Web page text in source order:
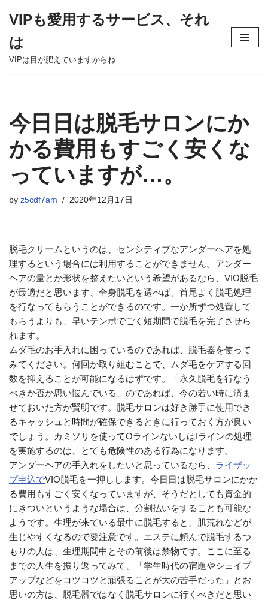
to
content
VIPも愛用するサービス、それ
は
VIPは目が肥えていますからね
今日日は脱毛サロンにか
かる費用もすごく安くな
っていますが…。
by z5cdf7am 2020年12月17日
脱毛クリームというのは、センシティブなアンダーヘアを処
理するという場合には利用することができません。アンダー
ヘアの量とか形状を整えたいという希望があるなら、VIO脱毛
が最適だと思います、全身脱毛を選べば、首尾よく脱毛処理
を行なってもらうことができるのです。一か所ずつ処置して
もらうよりも、早いテンポでごく短期間で脱毛を完了させら
れます。
ムダ毛のお手入れに困っているのであれば、脱毛器を使って
みてください。何回か取り組むことで、ムダ毛をケアする回
数を抑えることが可能になるはずです。「永久脱毛を行なう
べきか否か思い悩んでいる」のであれば、今の若い時に済ま
せておいた方が賢明です。脱毛サロンは好き勝手に使用でき
るキャッシュと時間が確保できるときに行っておく方が良い
でしょう。カミソリを使ってOラインないしはIラインの処理
を実施するのは、とても危険性のある行為になります。
アンダーヘアの手入れをしたいと思っているなら、 ライザッ
プ申込でVIO脱毛を一押しします。今日日は脱毛サロンにかか
る費用もすごく安くなっていますが、そうだとしても資金的
にきついというような場合は、分割払いをすることも可能な
ようです。生理が来ている最中に脱毛すると、肌荒れなどが
生じやすくなるので要注意です。エステに頼んで脱毛するつ
もりの人は、生理期間中とその前後は禁物です。ここに至る
までの人生を振り返ってみて、「学生時代の宿題やシェイプ
アップなどをコツコツと頑張ることが大の苦手だった」とお
思いの方は、脱毛器ではなく脱毛サロンに行くべきだと思い